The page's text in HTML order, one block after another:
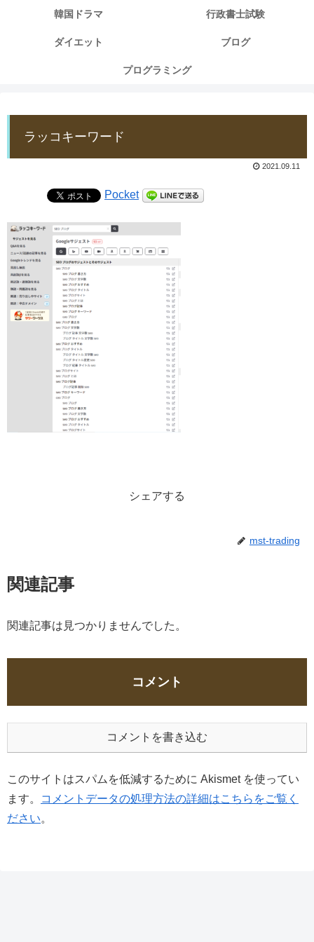
韓国ドラマ 行政書士試験
ダイエット ブログ
プログラミング
ラッコキーワード
2021.09.11
Pocket
シェアする
mst-trading
関連記事
関連記事は見つかりませんでした。
コメント
コメントを書き込む
このサイトはスパムを低減するために Akismet を使ってい
ます。
コメントデータの処理方法の詳細はこちらをご覧く
ださい。